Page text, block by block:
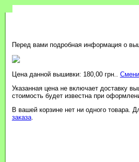
Перед вами подробная информация о
Цена данной вышивки: 180,00 грн..
Указанная цена не включает доставку
стоимость будет известна при
В вашей корзине нет ни одного товара.
заказа.